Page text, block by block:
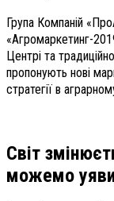
Група Компаній
«Агромаркетинг-
Центрі та
пропонують нові
стратегії в
Світ
можемо